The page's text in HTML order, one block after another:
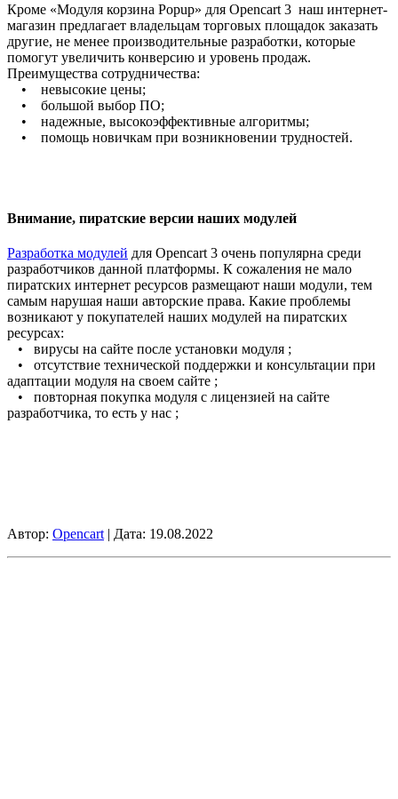
Кроме «Модуля корзина Popup» для Opencart 3 наш интернет-
магазин предлагает владельцам торговых площадок заказать
другие, не менее производительные разработки, которые
помогут увеличить конверсию и уровень продаж.
Преимущества сотрудничества:
• невысокие цены;
• большой выбор ПО;
• надежные, высокоэффективные алгоритмы;
• помощь новичкам при возникновении трудностей.
Внимание, пиратские версии наших модулей
Разработка модулей для Opencart 3 очень популярна среди
разработчиков данной платформы. К сожаления не мало
пиратских интернет ресурсов размещают наши модули, тем
самым нарушая наши авторские права. Какие проблемы
возникают у покупателей наших модулей на пиратских
ресурсах:
• вирусы на сайте после установки модуля ;
• отсутствие технической поддержки и консультации при
адаптации модуля на своем сайте ;
• повторная покупка модуля с лицензией на сайте
разработчика, то есть у нас ;
Автор: Opencart| Дата: 19.08.2022